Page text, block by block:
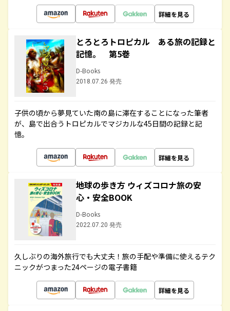
詳細を見る
とろとろトロピカル ある旅の記録と
記憶。 第5巻
D-Books
2018.07.26 発売
子供の頃から夢見ていた南の島に滞在することになった筆者
が、島で出合うトロピカルでマジカルな45日間の記録と記
憶。
詳細を見る
地球の歩き方 ウィズコロナ旅の安
心・安全BOOK
D-Books
2022.07.20 発売
久しぶりの海外旅行でも大丈夫！旅の手配や準備に使えるテク
ニックがつまった24ページの電子書籍
詳細を見る